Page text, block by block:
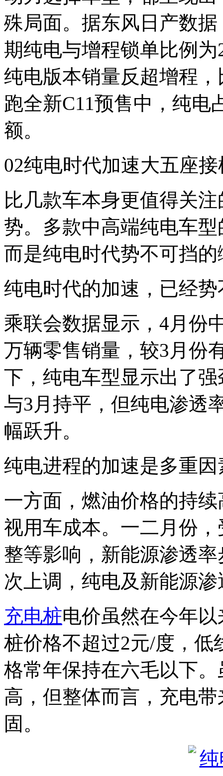
殊局面。据东风日产数
期纯电与增程锁单比例
纯电版本销量反超增程
跑全新C11预售中，纯电
额。
02纯电时代加速大五座
比几款车本身更值得关
势。多款中高端纯电车
而是纯电时代势不可挡的
纯电时代的加速，已经
乘联会数据显示，4月份
万辆零售销量，较3月份
下，纯电车型显示出了
与3月持平，但纯电渗透
幅跃升。
纯电进程的加速是多重
一方面，燃油价格的持
视用车成本。一二月份
整等影响，新能源渗透
次上调，纯电及新能源
充电桩电价虽然在今年
桩价格不超过2元/度，低
格常年保持在六毛以下
高，但整体而言，充电
固。